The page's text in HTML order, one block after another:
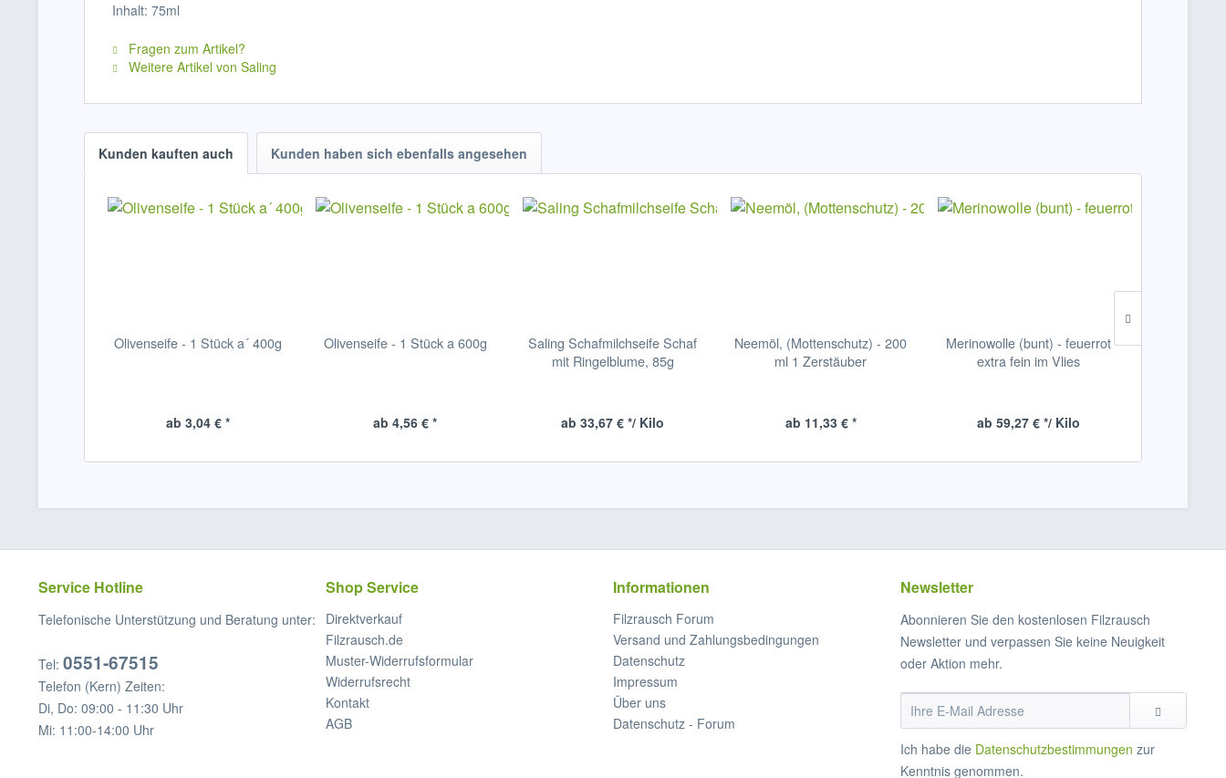
Inhalt: 75ml
Fragen zum Artikel?
Weitere Artikel von Saling
Kunden kauften auch Kunden haben sich ebenfalls angesehen
Olivenseife - 1 Stück a´ 400g
ab 3,04 € *
Olivenseife - 1 Stück a 600g
ab 4,56 € *
Saling Schafmilchseife Schaf
mit Ringelblume, 85g
ab 33,67 € */ Kilo
Neemöl, (Mottenschutz) - 200
ml 1 Zerstäuber
ab 11,33 € *
Merinowolle (bunt) - feuerrot
extra fein im Vlies
ab 59,27 € */ Kilo
Service Hotline
Telefonische Unterstützung und Beratung unter:
Tel: 0551-67515
Telefon (Kern) Zeiten:
Di, Do: 09:00 - 11:30 Uhr
Mi: 11:00-14:00 Uhr
Shop Service
Direktverkauf
Filzrausch.de
Muster-Widerrufsformular
Widerrufsrecht
Kontakt
AGB
Informationen
Filzrausch Forum
Versand und Zahlungsbedingungen
Datenschutz
Impressum
Über uns
Datenschutz - Forum
Newsletter
Abonnieren Sie den kostenlosen Filzrausch
Newsletter und verpassen Sie keine Neuigkeit
oder Aktion mehr.
Ich habe die Datenschutzbestimmungen zur
Kenntnis genommen.